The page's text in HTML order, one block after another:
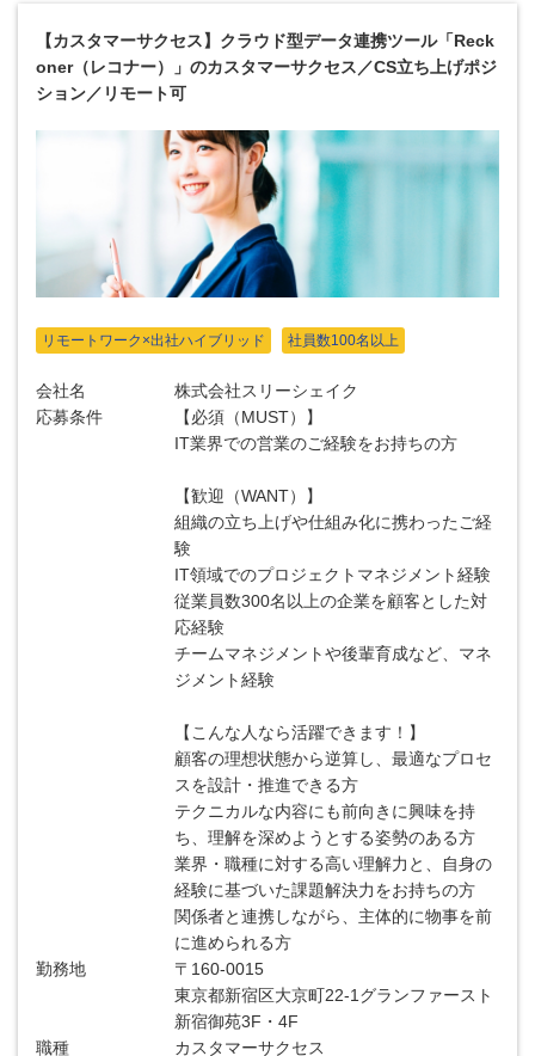
【カスタマーサクセス】クラウド型データ連携ツール「Reck
oner（レコナー）」のカスタマーサクセス／CS立ち上げポジ
ション／リモート可
リモートワーク×出社ハイブリッド 社員数100名以上
会社名
株式会社スリーシェイク
応募条件
【必須（MUST）】
IT業界での営業のご経験をお持ちの方
【歓迎（WANT）】
組織の立ち上げや仕組み化に携わったご経
験
IT領域でのプロジェクトマネジメント経験
従業員数300名以上の企業を顧客とした対
応経験
チームマネジメントや後輩育成など、マネ
ジメント経験
【こんな人なら活躍できます！】
顧客の理想状態から逆算し、最適なプロセ
スを設計・推進できる方
テクニカルな内容にも前向きに興味を持
ち、理解を深めようとする姿勢のある方
業界・職種に対する高い理解力と、自身の
経験に基づいた課題解決力をお持ちの方
関係者と連携しながら、主体的に物事を前
に進められる方
勤務地
〒160-0015
東京都新宿区大京町22-1グランファースト
新宿御苑3F・4F
職種
カスタマーサクセス